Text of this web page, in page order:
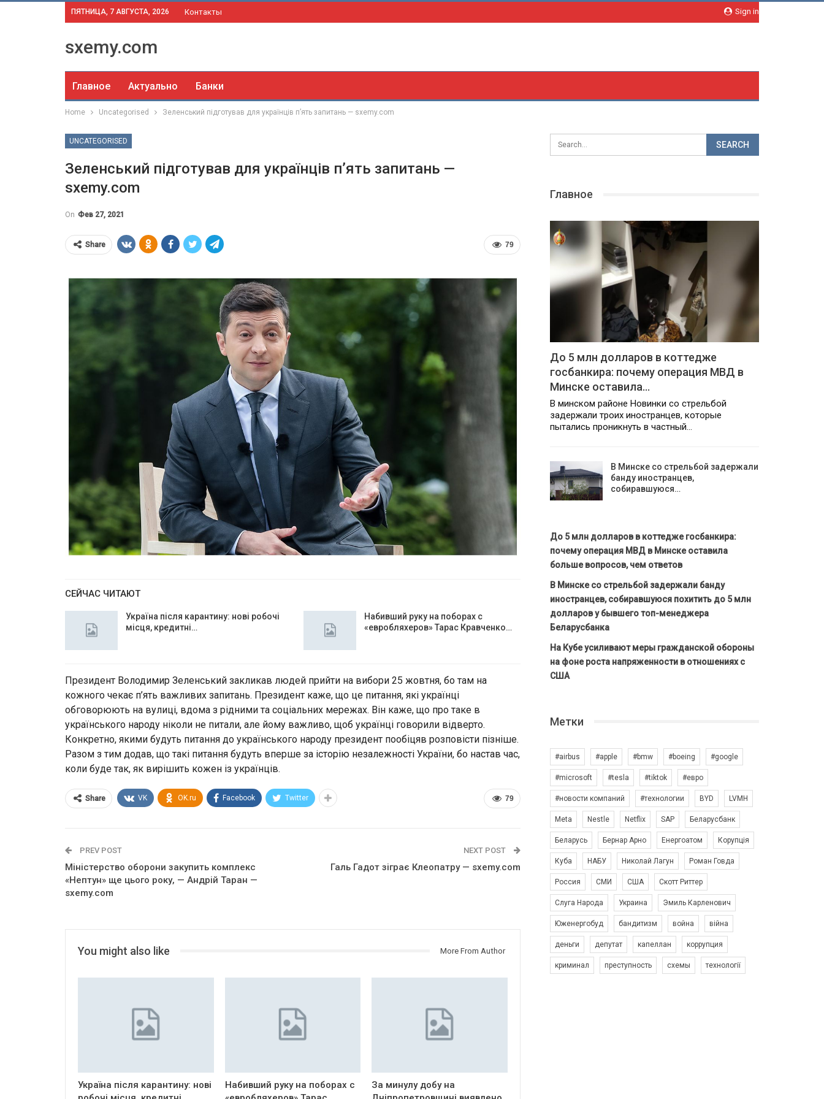
Sign in
ПЯТНИЦА, 7 АВГУСТА, 2026 Контакты
sxemy.com
Главное Актуально Банки
Home Uncategorised Зеленський підготував для українців п’ять запитань — sxemy.com
UNCATEGORISED
Зеленський підготував для українців п’ять запитань —
sxemy.com
On Фев 27, 2021
79
Share
СЕЙЧАС ЧИТАЮТ
Україна після карантину: нові робочі
місця, кредитні…
Набивший руку на поборах с
«евробляхеров» Тарас Кравченко…
Президент Володимир Зеленський закликав людей прийти на вибори 25 жовтня, бо там на
кожного чекає п’ять важливих запитань. Президент каже, що це питання, які українці
обговорюють на вулиці, вдома з рідними та соціальних мережах. Він каже, що про таке в
українського народу ніколи не питали, але йому важливо, щоб українці говорили відверто.
Конкретно, якими будуть питання до українського народу президент пообіцяв розповісти пізніше.
Разом з тим додав, що такі питання будуть вперше за історію незалежності України, бо настав час,
коли буде так, як вирішить кожен із українців.
79
Share VK OK.ru Facebook Twitter
PREV POST
Міністерство оборони закупить комплекс
«Нептун» ще цього року, — Андрій Таран —
sxemy.com
NEXT POST
Галь Гадот зіграє Клеопатру — sxemy.com
You might also like More From Author
Україна після карантину: нові
Набивший руку на поборах с
За минулу добу на
Главное
До 5 млн долларов в коттедже
госбанкира: почему операция МВД в
Минске оставила…
В минском районе Новинки со стрельбой
задержали троих иностранцев, которые
пытались проникнуть в частный…
В Минске со стрельбой задержали
банду иностранцев,
собиравшуюся…
До 5 млн долларов в коттедже госбанкира:
почему операция МВД в Минске оставила
больше вопросов, чем ответов
В Минске со стрельбой задержали банду
иностранцев, собиравшуюся похитить до 5 млн
долларов у бывшего топ-менеджера
Беларусбанка
На Кубе усиливают меры гражданской обороны
на фоне роста напряженности в отношениях с
США
Метки
#airbus #apple #bmw #boeing #google
#microsoft #tesla #tiktok #евро
#новости компаний #технологии BYD LVMH
Meta Nestle Netflix SAP Беларусбанк
Беларусь Бернар Арно Енергоатом Корупція
Куба НАБУ Николай Лагун Роман Говда
Россия СМИ США Скотт Риттер
Слуга Народа Украина Эмиль Карленович
Юженергобуд бандитизм война війна
деньги депутат капеллан коррупция
криминал преступность схемы технології